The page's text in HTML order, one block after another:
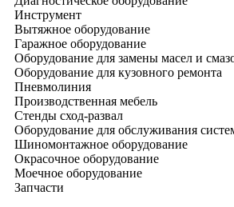
Инструмент
Вытяжное оборудование
Гаражное оборудование
Оборудование для замены масел и
Оборудование для кузовного ремонта
Пневмолиния
Производственная мебель
Стенды сход-развал
Оборудование для обслуживания
Шиномонтажное оборудование
Окрасочное оборудование
Моечное оборудование
Запчасти